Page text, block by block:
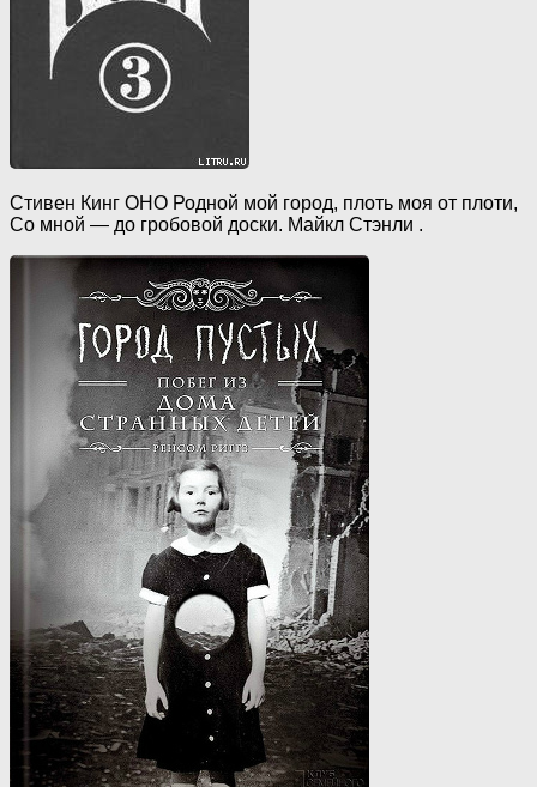
Стивен Кинг ОНО Родной мой город, плоть моя от плоти,
Со мной — до гробовой доски. Майкл Стэнли .